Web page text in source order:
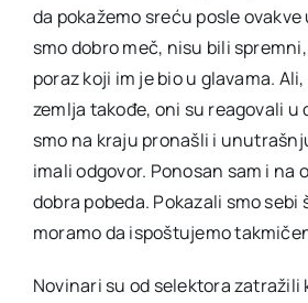
da pokažemo sreću posle
smo dobro meč, nisu bili
poraz koji im je bio u glavama.
zemlja takođe, oni su reagovali
smo na kraju pronašli i
imali odgovor. Ponosan sam i na
dobra pobeda. Pokazali smo sebi
moramo da ispoštujemo
Novinari su od selektora zatražili